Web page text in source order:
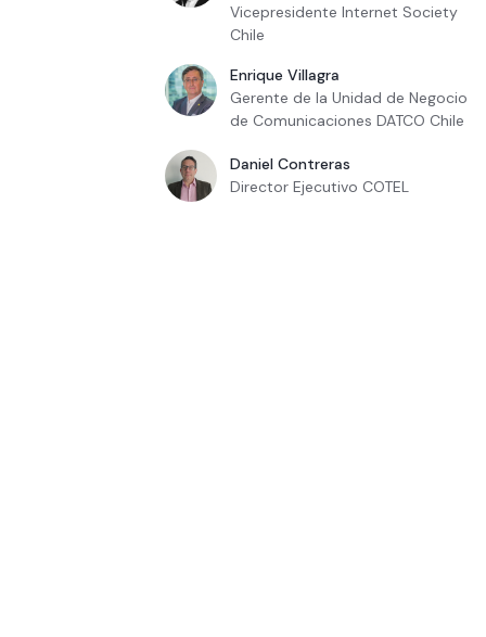
Vicepresidente Internet Society
Chile
Enrique Villagra
Gerente de la Unidad de Negocio
de Comunicaciones DATCO Chile
Daniel Contreras
Director Ejecutivo COTEL